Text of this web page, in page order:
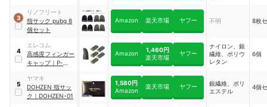
3
リノフリート
指サック pubg 8
個セット
Amazon 楽天市場 ヤフー 不明 8枚
4
エレコム
高感度フィンガー
キャップ｜ P-
Amazon
1,460円
楽天市場
ヤフー
ナイロン、銀
繊維、ポリウ
レタン
6個
5
ヤマキ
DOHZEN 指サッ
ク ｜ ‎DOHZEN-01
1,580円
Amazon
楽天市場 ヤフー
銀繊維、ポリ
エステル
4個